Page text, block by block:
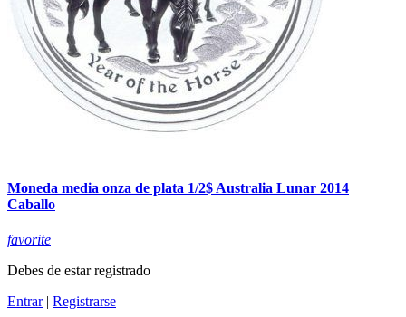
Moneda media onza de plata 1/2$ Australia Lunar 2014
Caballo
favorite
Debes de estar registrado
Entrar| Registrarse